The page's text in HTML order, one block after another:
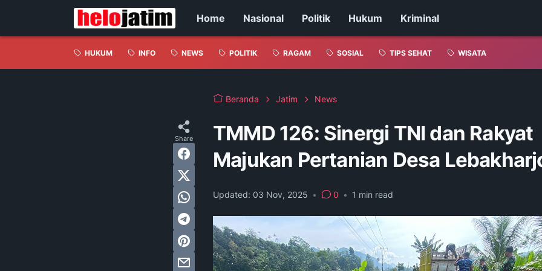
Home Nasional Politik Hukum Kriminal
HUKUM INFO NEWS POLITIK RAGAM SOSIAL TIPS SEHAT WISATA
Beranda Jatim News
TMMD 126: Sinergi TNI dan Rakyat
Majukan Pertanian Desa
Updated: 03 Nov, 2025 • 0 • 1 min read